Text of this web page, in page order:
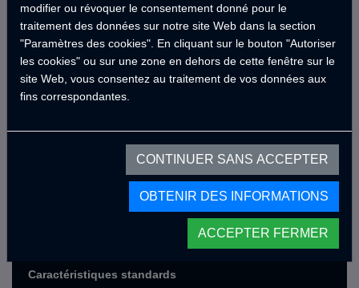
inoubliables avec vos proches. Faites connaissance
avec Belen, le nouveau membre de la série
MotoCRAWLER, et apportez le confort CRAWLER à
votre prochain voyage !
Caractéristiques standards
modifier ou révoquer le consentement donné pour le
traitement des données sur notre site Web dans la section
"Paramètres des cookies". En cliquant sur le bouton "Autoriser
les cookies" ou sur une zone en dehors de cette fenêtre sur le
site Web, vous consentez au traitement de vos données aux
fins correspondantes.
CONTINUER SANS ACCEPTER
OBTENIR DES INFORMATIONS
ACCEPTER FERMER